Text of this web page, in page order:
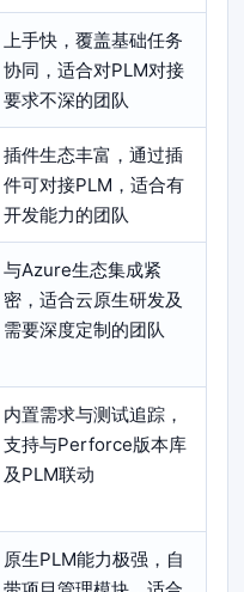
上手快，覆盖基础任务
协同，适合对PLM对接
要求不深的团队
插件生态丰富，通过插
件可对接PLM，适合有
开发能力的团队
与Azure生态集成紧
密，适合云原生研发及
需要深度定制的团队
内置需求与测试追踪，
支持与Perforce版本库
及PLM联动
原生PLM能力极强，自